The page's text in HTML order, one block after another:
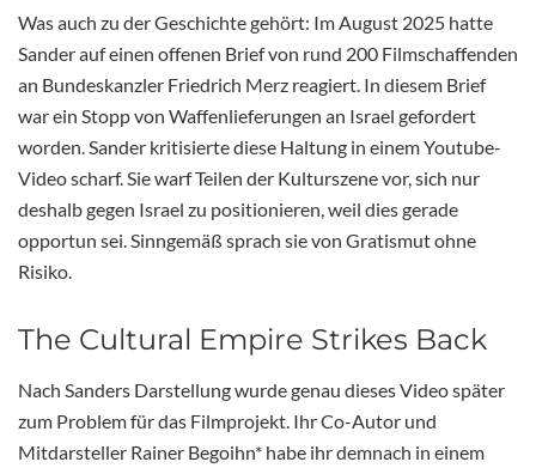
Was auch zu der Geschichte gehört: Im August 2025 hatte
Sander auf einen offenen Brief von rund 200 Filmschaffenden
an Bundeskanzler Friedrich Merz reagiert. In diesem Brief
war ein Stopp von Waffenlieferungen an Israel gefordert
worden. Sander kritisierte diese Haltung in einem Youtube-
Video scharf. Sie warf Teilen der Kulturszene vor, sich nur
deshalb gegen Israel zu positionieren, weil dies gerade
opportun sei. Sinngemäß sprach sie von Gratismut ohne
Risiko.
The Cultural Empire Strikes Back
Nach Sanders Darstellung wurde genau dieses Video später
zum Problem für das Filmprojekt. Ihr Co-Autor und
Mitdarsteller Rainer Begoihn* habe ihr demnach in einem